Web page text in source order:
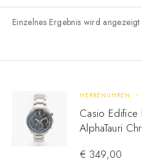
Einzelnes Ergebnis wird angezeigt
HERRENUHREN
Casio Edifice
AlphaTauri
€ 349,00